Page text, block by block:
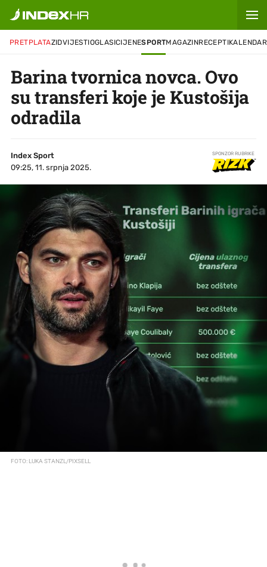
PRETPLATAZIDVIJESTIOGLASICIJENESPORTMAGAZINRECEPTIKALENDAR
Barina tvornica novca. Ovo
su transferi koje je Kustošija
odradila
Index Sport
09:25, 11. srpnja 2025.
SPONZOR RUBRIKE
FOTO: LUKA STANZL/PIXSELL